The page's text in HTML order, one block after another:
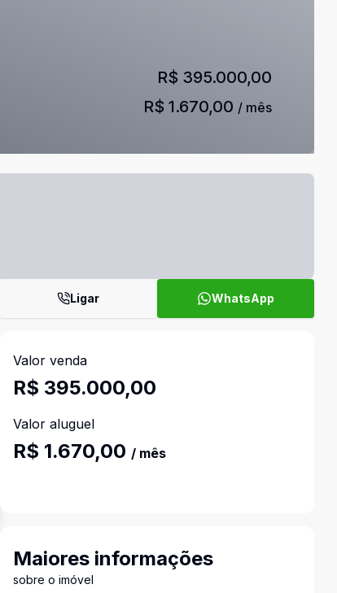
R$ 395.000,00
R$ 1.670,00 / mês
Ligar WhatsApp
Valor venda
R$ 395.000,00
Valor aluguel
R$ 1.670,00 / mês
Maiores informações
sobre o imóvel